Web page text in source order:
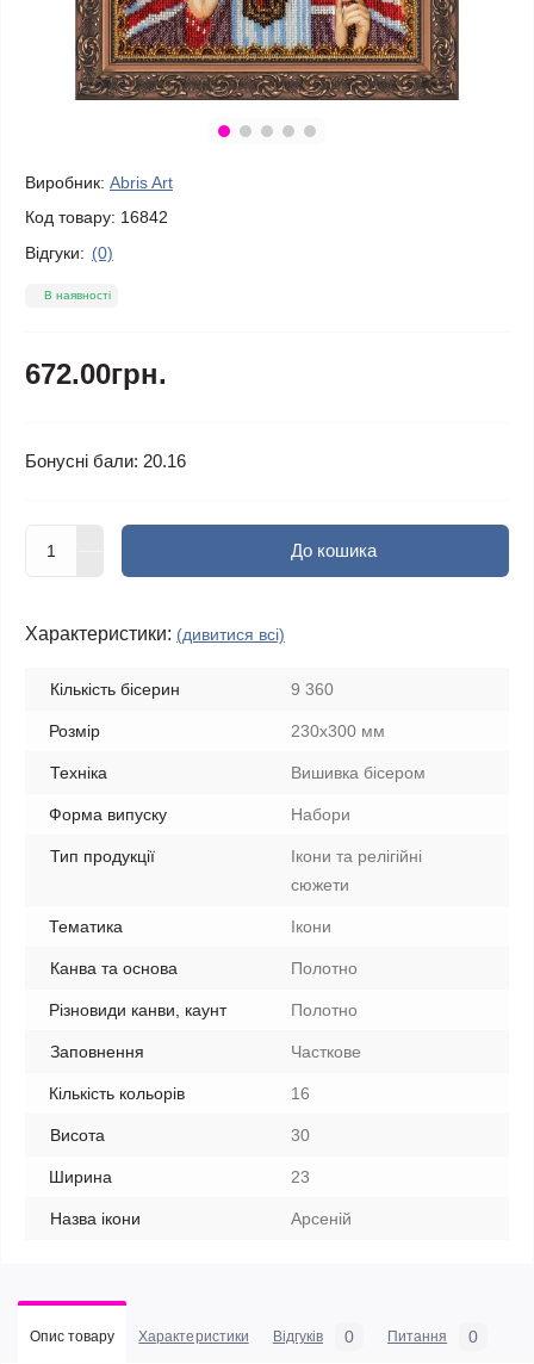
Виробник: Abris Art
Код товару: 16842
Відгуки: (0)
В наявності
672.00грн.
Бонусні бали: 20.16
До кошика
Характеристики: (дивитися всі)
Кількість бісерин 9 360
Розмір 230х300 мм
Техніка Вишивка бісером
Форма випуску Набори
Тип продукції
Ікони та релігійні
сюжети
Тематика Ікони
Канва та основа Полотно
Різновиди канви, каунт Полотно
Заповнення Часткове
Кількість кольорів 16
Висота 30
Ширина 23
Назва ікони Арсеній
Опис товару Характеристики Відгуків 0 Питання 0